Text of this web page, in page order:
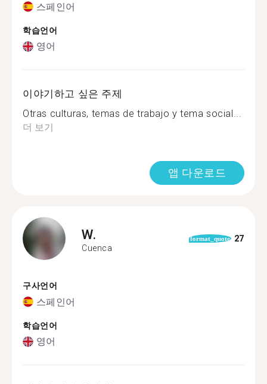
스페인어
학습언어
영어
이야기하고 싶은 주제
Otras culturas, temas de trabajo y tema social...
더 보기
앱 다운로드
W.
Cuenca
format_quote 27
구사언어
스페인어
학습언어
영어